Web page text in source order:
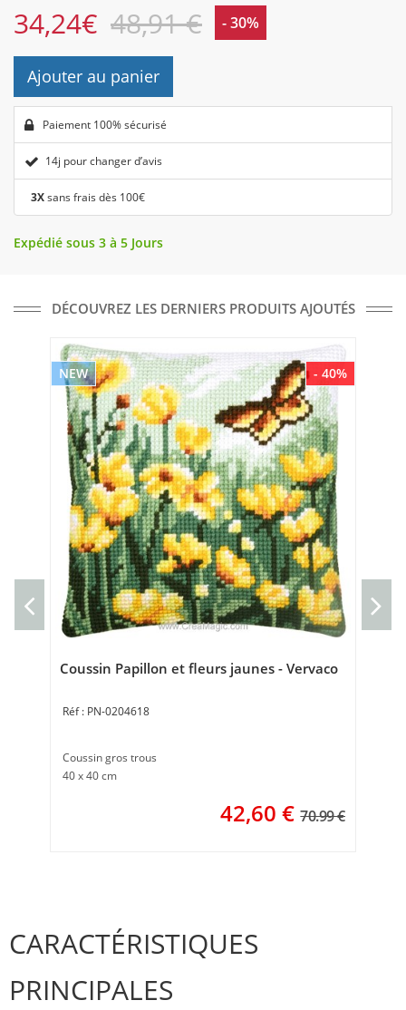
34,24€ 48,91 € - 30%
Ajouter au panier
Paiement 100% sécurisé
14j pour changer d’avis
3Xsans frais dès 100€
Expédié sous 3 à 5 Jours
DÉCOUVREZ LES DERNIERS PRODUITS AJOUTÉS
- 40%
NEW
Coussin Papillon et fleurs jaunes - Vervaco
PN-0204618
Coussin gros trous
40 x 40 cm
42,60 € 70.99 €
CARACTÉRISTIQUES
PRINCIPALES